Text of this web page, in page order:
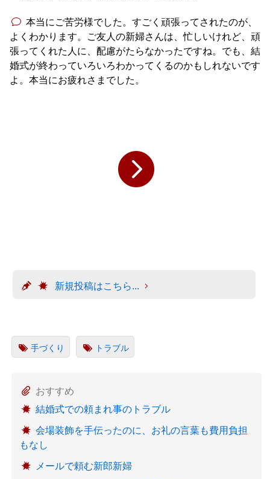
本当にご苦労様でした。すごく頑張ってされたのが、
よくわかります。ご友人の新婦さんは、忙しいけれど、頑
張ってくれた人に、配慮がたらなかったですね。でも、結
婚式が終わっていろいろわかってくるのかもしれないです
よ。本当にお疲れさまでした。
新規投稿はこちら...
手づくり トラブル
おすすめ
結婚式での頼まれ事のトラブル
会場装飾を手伝ったのに、お礼の言葉も費用負担
もなし
メールで頼む新郎新婦